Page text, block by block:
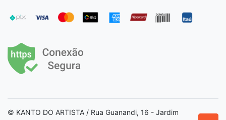
© KANTO DO ARTISTA / Rua Guanandi, 16 - Jardim